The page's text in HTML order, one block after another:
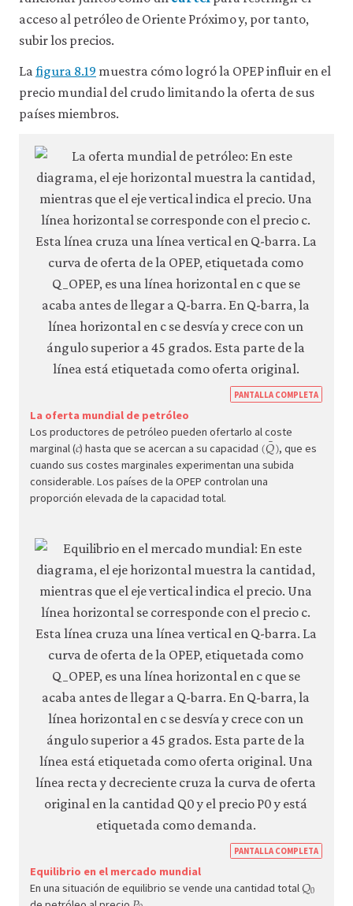
acceso al petróleo de Oriente Próximo y, por tanto,
subir los precios.
La figura 8.19 muestra cómo logró la OPEP influir en el
precio mundial del crudo limitando la oferta de sus
países miembros.
PANTALLA COMPLETA
La oferta mundial de petróleo
Los productores de petróleo pueden ofertarlo al coste
marginal (𝑐
c) hasta que se acercan a su capacidad (𝑄
¯)
(Q¯ , que es
cuando sus costes marginales experimentan una subida
considerable. Los países de la OPEP controlan una
proporción elevada de la capacidad total.
PANTALLA COMPLETA
Equilibrio en el mercado mundial
En una situación de equilibrio se vende una cantidad total𝑄0
Q0
P0